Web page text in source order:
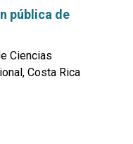
pública de
Ciencias
Costa Rica